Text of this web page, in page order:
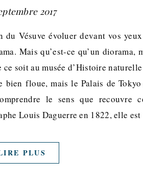
2017
Vésuve évoluer devant vos
Mais qu’est-ce qu’un diorama,
soit au musée d’Histoire
floue, mais le Palais de Tokyo
le sens que recouvre
Louis Daguerre en 1822, elle
PLUS